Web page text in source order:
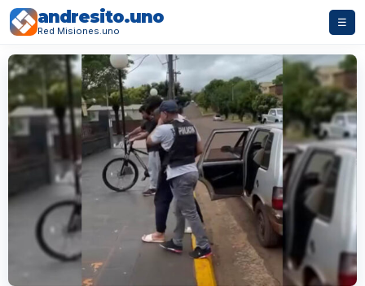
andresito.uno
Red Misiones.uno
☰